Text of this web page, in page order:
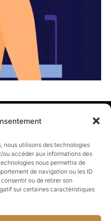
nous utilisons des technologies
accéder aux informations des
nous permettra de
de navigation ou les ID
ou de retirer son
sur certaines caractéristiques
c’est l’histoire de
aiment rapporter ce qui leur
Culture
Sport